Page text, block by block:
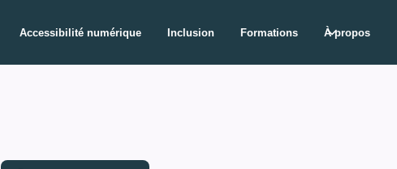
Accessibilité numérique Inclusion Formations À propos